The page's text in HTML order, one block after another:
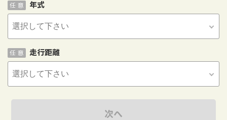
年式
任 意
走行距離
任 意
次へ